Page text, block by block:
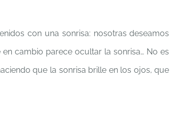
con una sonrisa: nosotras deseamos
cambio parece ocultar la sonrisa… No es
que la sonrisa brille en los ojos, que